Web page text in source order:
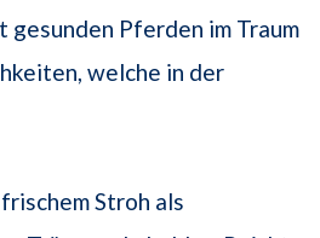
Pferden im Traum
welche in der
Stroh als